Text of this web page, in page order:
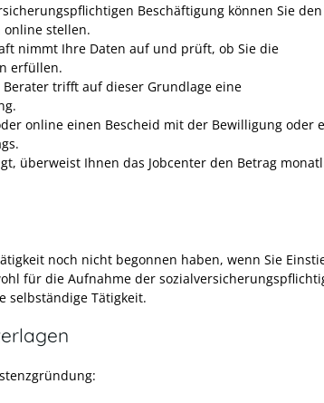
Beschäftigung können Sie
online stellen.
nimmt Ihre Daten auf und prüft, ob Sie die
erfüllen.
trifft auf dieser Grundlage eine
online einen Bescheid mit der Bewilligung oder
überweist Ihnen das Jobcenter den Betrag
noch nicht begonnen haben, wenn Sie
für die Aufnahme der
selbständige Tätigkeit.